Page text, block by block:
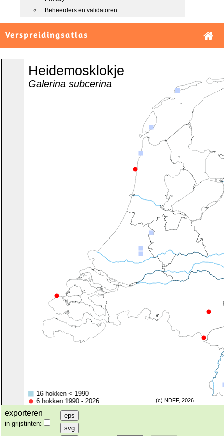
Beheerders en validatoren
Verspreidingsatlas